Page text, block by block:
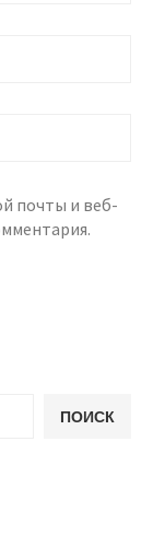
почты и веб-
ПОИСК